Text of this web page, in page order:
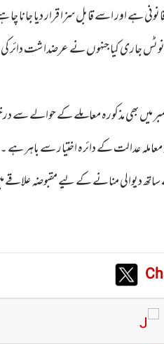
ہند کی دفعہ 140 کے تحت غیر قانونی ہے اور اسے قابل
میں بھی مذکورہ معاملے کے حوالے سے
عدالت کے دائرہ اختیار سے باہر ہے ۔
دیوالی منانے کے لیے مقبوضہ علاقے